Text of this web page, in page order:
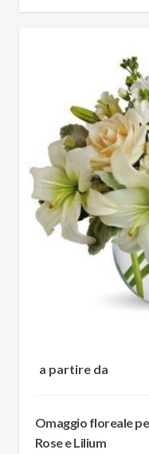
a partire da
Omaggio floreale
Rose e Lilium